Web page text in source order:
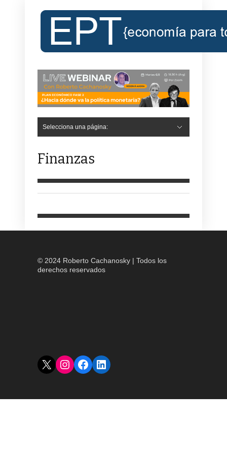
Selecciona una página:
Finanzas
© 2024 Roberto Cachanosky | Todos los
derechos reservados
X Instagram
Facebook
LinkedIn